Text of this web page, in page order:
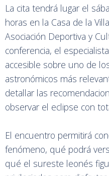
La cita tendrá lugar el
horas en la Casa de la
Asociación Deportiva y
conferencia, el
accesible sobre uno de
astronómicos más
detallar las
observar el eclipse con
El encuentro permitirá
fenómeno, qué podrá
qué el sureste leonés